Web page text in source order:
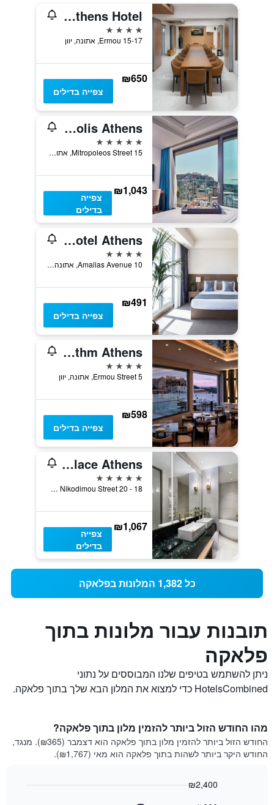
Elia Ermou Athens Hotel
4 כוכבים
15-17 Ermou, אתונה, יוון
₪650
צפייה בדילים
Electra Metropolis Athens
5 כוכבים
15 Mitropoleos Street, אתונה, יוון
₪1,043
צפייה
בדילים
Amalia Hotel Athens
4 כוכבים
10 Amalias Avenue, אתונה, יוון
₪491
צפייה בדילים
Electra Rhythm Athens
4 כוכבים
5 Ermou Street, אתונה, יוון
₪598
צפייה בדילים
Electra Palace Athens
5 כוכבים
18 - 20 N Nikodimou Street, אתונה, יוון
₪1,067
צפייה
בדילים
כל 1,382 המלונות בפלאקה
תובנות עבור מלונות בתוך
פלאקה
ניתן להשתמש בטיפים שלנו המבוססים על נתוני
HotelsCombined כדי למצוא את המלון הבא שלך בתוך פלאקה.
מהו החודש הזול ביותר להזמין מלון בתוך פלאקה?
החודש הזול ביותר להזמין מלון בתוך פלאקה הוא דצמבר (₪365). מנגד,
החודש היקר ביותר לשהות בתוך פלאקה הוא מאי (₪1,767).
₪2,400